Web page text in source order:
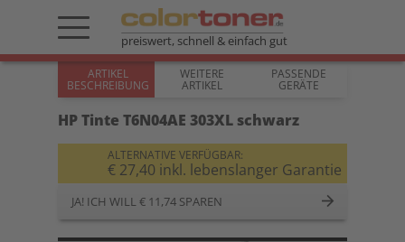
preiswert, schnell & einfach gut
ARTIKEL
BESCHREIBUNG
WEITERE
ARTIKEL
PASSENDE
GERÄTE
HP Tinte T6N04AE 303XL schwarz
ALTERNATIVE VERFÜGBAR:
€ 27,40 inkl. lebenslanger Garantie
JA! ICH WILL € 11,74 SPAREN